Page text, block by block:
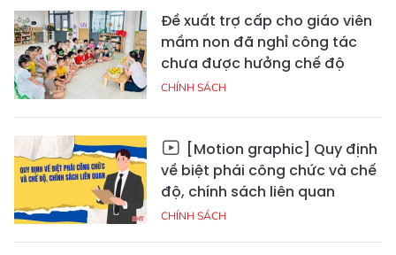
Đề xuất trợ cấp cho giáo viên
mầm non đã nghỉ công tác
chưa được hưởng chế độ
CHÍNH SÁCH
[Motion graphic] Quy định
về biệt phái công chức và chế
độ, chính sách liên quan
CHÍNH SÁCH